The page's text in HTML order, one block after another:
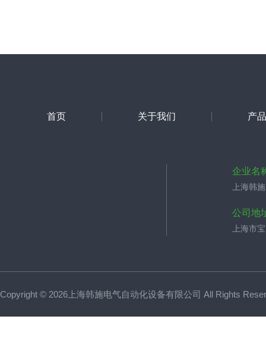
首页 关于我们 产
企业名
上海韩
公司地
上海市
Copyright © 2026上海韩施电气自动化设备有限公司 All Rights